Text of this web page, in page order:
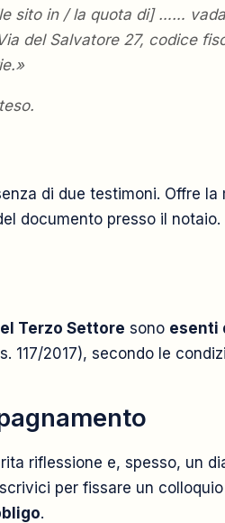
sito in / la quota di] ……
del Salvatore 27, codice
di due testimoni. Offre
documento presso il notaio.
Terzo Settore sono esenti
117/2017), secondo le
riflessione e, spesso, un
per fissare un
.